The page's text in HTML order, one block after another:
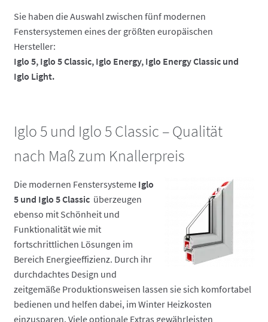
Sie haben die Auswahl zwischen fünf modernen
Fenstersystemen eines der größten europäischen
Hersteller:
Iglo 5, Iglo 5 Classic, Iglo Energy, Iglo Energy Classic und
Iglo Light.
Iglo 5 und Iglo 5 Classic – Qualität
nach Maß zum Knallerpreis
Die modernen Fenstersysteme Iglo
5 und Iglo 5 Classic überzeugen
ebenso mit Schönheit und
Funktionalität wie mit
fortschrittlichen Lösungen im
Bereich Energieeffizienz. Durch ihr
durchdachtes Design und
zeitgemäße Produktionsweisen lassen sie sich komfortabel
bedienen und helfen dabei, im Winter Heizkosten
einzusparen. Viele optionale Extras gewährleisten